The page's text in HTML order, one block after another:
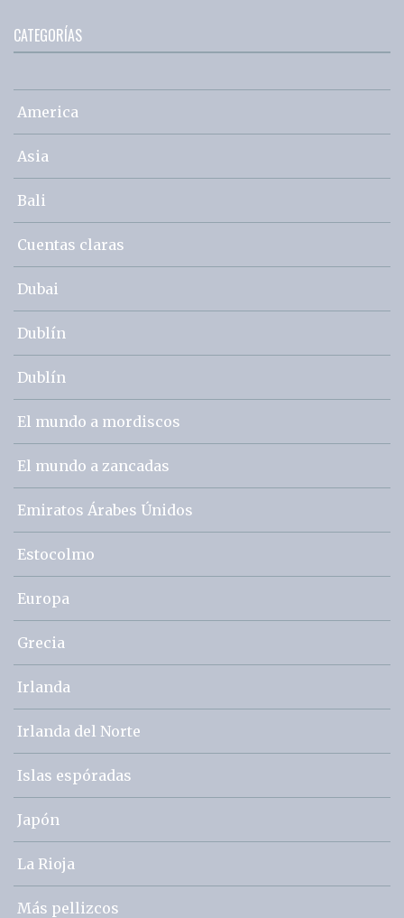
CATEGORÍAS
America
Asia
Bali
Cuentas claras
Dubai
Dublín
Dublín
El mundo a mordiscos
El mundo a zancadas
Emiratos Árabes Únidos
Estocolmo
Europa
Grecia
Irlanda
Irlanda del Norte
Islas espóradas
Japón
La Rioja
Más pellizcos